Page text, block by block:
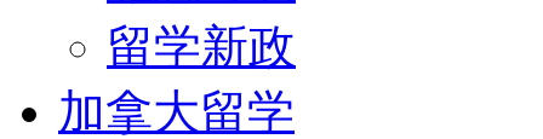
留学新政
加拿大留学